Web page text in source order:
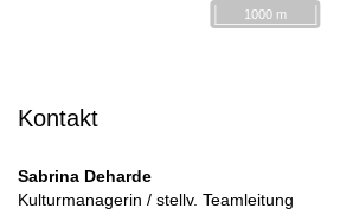
1000 m
Kontakt
Sabrina Deharde
Kulturmanagerin / stellv. Teamleitung